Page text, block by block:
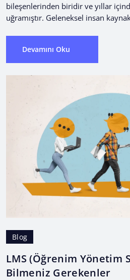
bileşenlerinden biridir ve yıllar
uğramıştır. Geleneksel insan
Devamını Oku
Blog
LMS (Öğrenim Yönetim
Bilmeniz Gerekenler